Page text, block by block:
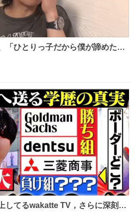
「ひとりっ子だから僕が諦めた瞬
ぬとき1人とか嫌」だから結婚願
の、結局「（結婚は）向いてね
く収めてくれたんだなと思った
してるwakatte TV，さらに深刻な